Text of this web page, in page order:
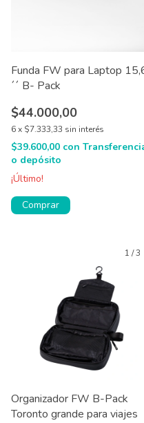
Funda FW para Laptop
´´ B- Pack
$44.000,00
6x $7.333,33 sin interés
$39.600,00 con
o depósito
¡Último!
1 /3
Organizador FW B-Pack
Toronto grande para viajes